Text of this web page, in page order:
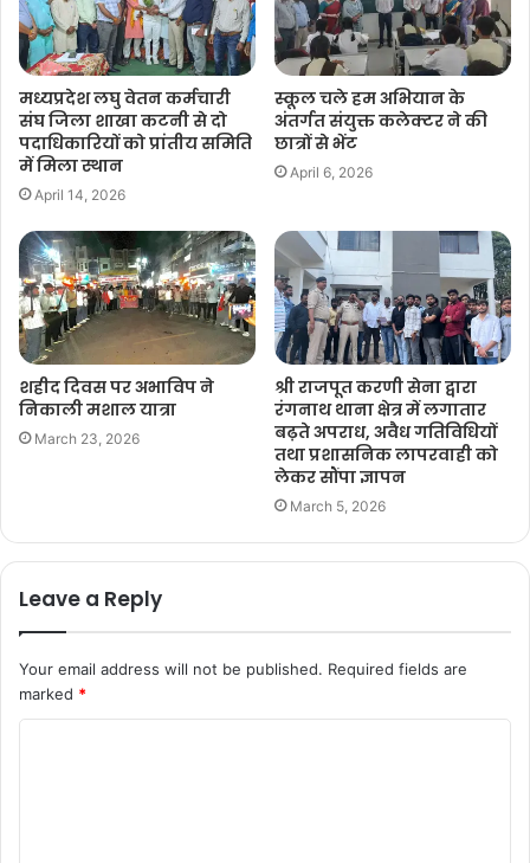
मध्यप्रदेश लघु वेतन कर्मचारी
संघ जिला शाखा कटनी से दो
पदाधिकारियों को प्रांतीय समिति
में मिला स्थान
April 14, 2026
स्कूल चले हम अभियान के
अंतर्गत संयुक्त कलेक्टर ने की
छात्रों से भेंट
April 6, 2026
शहीद दिवस पर अभाविप ने
निकाली मशाल यात्रा
March 23, 2026
श्री राजपूत करणी सेना द्वारा
रंगनाथ थाना क्षेत्र में लगातार
बढ़ते अपराध, अवैध गतिविधियों
तथा प्रशासनिक लापरवाही को
लेकर सौंपा ज्ञापन
March 5, 2026
Leave a Reply
Your email address will not be published. Required fields are
marked *